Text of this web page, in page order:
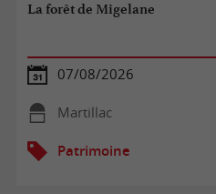
La forêt de Migelane
07/08/2026
Martillac
Patrimoine